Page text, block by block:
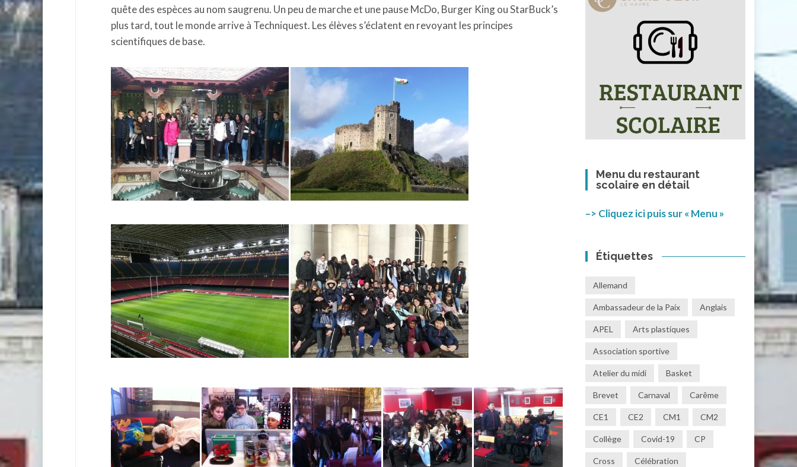
quête des espèces au nom saugrenu. Un peu de marche et une pause McDo, Burger King ou StarBuck’s
plus tard, tout le monde arrive à Techniquest. Les élèves s’éclatent en revoyant les principes
scientifiques de base.
Menu du restaurant
scolaire en détail
–> Cliquez ici puis sur « Menu »
Étiquettes
Allemand
Ambassadeur de la Paix Anglais
APEL Arts plastiques
Association sportive
Atelier du midi Basket
Brevet Carnaval Carême
CE1 CE2 CM1 CM2
Collège Covid-19 CP
Cross Célébration